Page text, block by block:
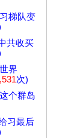
梯队变
共收买
界
次)
个群岛
习最后